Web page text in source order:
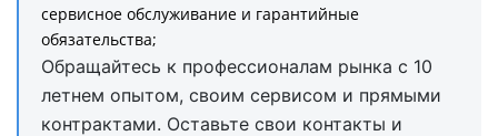
сервисное обслуживание и гарантийные
обязательства;
Обращайтесь к профессионалам рынка с 10
летнем опытом, своим сервисом и прямыми
контрактами. Оставьте свои контакты и